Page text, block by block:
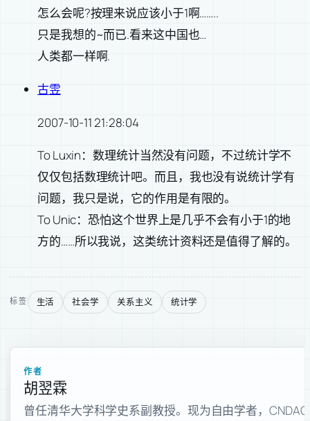
怎么会呢?按理来说应该小于1啊……..
只是我想的~而已.看来这中国也…
人类都一样啊.
古雴
2007-10-11 21:28:04
To Luxin：数理统计当然没有问题，不过统计学不
仅仅包括数理统计吧。而且，我也没有说统计学有
问题，我只是说，它的作用是有限的。
To Unic：恐怕这个世界上是几乎不会有小于1的地
方的……所以我说，这类统计资料还是值得了解的。
标签 生活 社会学 关系主义 统计学
作者
胡翌霖
曾任清华大学科学史系副教授。现为自由学者，CNDAO